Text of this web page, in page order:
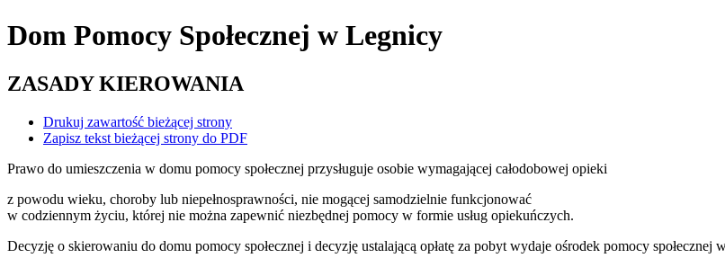
Dom Pomocy Społecznej w Legnicy
ZASADY KIEROWANIA
Drukuj zawartość bieżącej strony
Zapisz tekst bieżącej strony do PDF
Prawo do umieszczenia w domu pomocy społecznej przysługuje osobie wymagającej całodobowej opieki
z powodu wieku, choroby lub niepełnosprawności, nie mogącej samodzielnie funkcjonować
w codziennym życiu, której nie można zapewnić niezbędnej pomocy w formie usług opiekuńczych.
Decyzję o skierowaniu do domu pomocy społecznej i decyzję ustalającą opłatę za pobyt wydaje ośrodek pomocy